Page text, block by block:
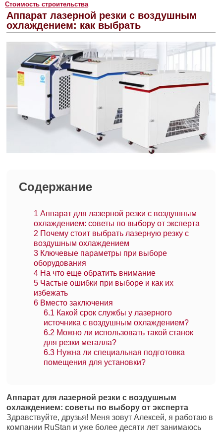
Стоимость строительства
Аппарат лазерной резки с воздушным
охлаждением: как выбрать
Содержание
1 Аппарат для лазерной резки с воздушным
охлаждением: советы по выбору от эксперта
2 Почему стоит выбрать лазерную резку с
воздушным охлаждением
3 Ключевые параметры при выборе
оборудования
4 На что еще обратить внимание
5 Частые ошибки при выборе и как их
избежать
6 Вместо заключения
6.1 Какой срок службы у лазерного
источника с воздушным охлаждением?
6.2 Можно ли использовать такой станок
для резки металла?
6.3 Нужна ли специальная подготовка
помещения для установки?
Аппарат для лазерной резки с воздушным
охлаждением: советы по выбору от эксперта
Здравствуйте, друзья! Меня зовут Алексей, я работаю в
компании RuStan и уже более десяти лет занимаюсь